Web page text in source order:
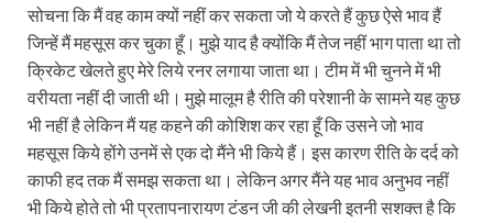
सोचना कि मैं वह काम क्यों नहीं कर सकता जो ये करते हैं कुछ ऐसे भाव हैं
जिन्हें मैं महसूस कर चुका हूँ। मुझे याद है क्योंकि मैं तेज नहीं भाग पाता था तो
क्रिकेट खेलते हुए मेरे लिये रनर लगाया जाता था। टीम में भी चुनने में भी
वरीयता नहीं दी जाती थी। मुझे मालूम है रीति की परेशानी के सामने यह कुछ
भी नहीं है लेकिन मैं यह कहने की कोशिश कर रहा हूँ कि उसने जो भाव
महसूस किये होंगे उनमें से एक दो मैंने भी किये हैं। इस कारण रीति के दर्द को
काफी हद तक मैं समझ सकता था। लेकिन अगर मैंने यह भाव अनुभव नहीं
भी किये होते तो भी प्रतापनारायण टंडन जी की लेखनी इतनी सशक्त है कि